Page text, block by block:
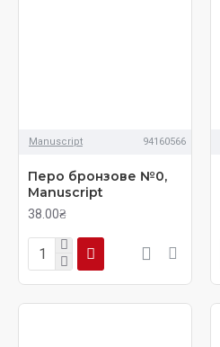
Manuscript 94160566
Перо бронзове №0,
Manuscript
38.00₴